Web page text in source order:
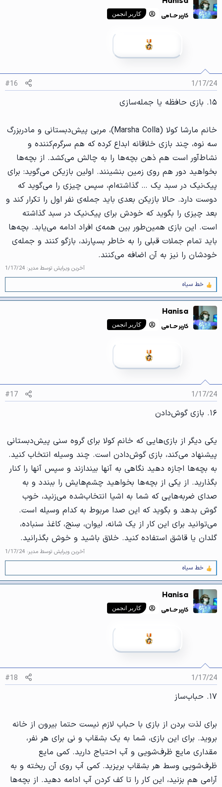
ش‌
ه
د
ه
ا
:
کاربر حــامی کاربر انجمن
1/17/24
#16
۱۵. بازی حافظه یا جمله‌سازی
خانم مارشا کولا (Marsha Colla)، مربی پیش‌دبستانی و مادربزرگ
سه نوه، چند بازی خلاقانه ابداع کرده که هم سرگرم‌کننده و
نشاط‌آور است هم ذهن بچه‌ها را به چالش می‌کشد. از بچه‌ها
بخواهید دور هم روی زمین بنشینند. اولین بازیکن می‌گوید: برای
پیک‌نیک در سبد یک … گذاشته‌ام، سپس چیزی را می‌گوید که
دوست دارد. حالا بازیکن بعدی باید جمله‌ی نفر اول را تکرار کند و
بعد چیزی را بگوید که خودش برای پیک‌نیک در سبد گذاشته
است. این بازی همین‌طور بین همه‌ی افراد ادامه می‌یابد. بچه‌ها
باید تمام جملات قبلی را به خاطر بسپارند، بازگو کنند و جمله‌ی
خودشان را نیز به آن اضافه می‌کنند.
آخرین ویرایش توسط مدیر: 1/17/24
و
ا
ک
ش‌
ه
د
ه
ا
:
خط سیاه
Hanisa
کاربر حــامی کاربر انجمن
1/17/24
#17
۱۶. بازی گوش‌دادن
یکی دیگر از بازی‌هایی که خانم کولا برای گروه سنی پیش‌دبستانی
پیشنهاد می‌کند، بازی گوش‌دادن است. چند وسیله‌ انتخاب کنید.
به بچه‌ها اجازه دهید نگاهی به آنها بیندازند و سپس آنها را کنار
بگذارید. از یکی از بچه‌ها بخواهید چشم‌هایش را ببندد و به
صدای ضربه‌هایی که شما به اشیا انتخاب‌شده می‌زنید، خوب
گوش بدهد و بگوید که این صدا مربوط به کدام وسیله است.
می‌توانید برای این کار از یک شانه، لیوان، سِنج، کاغذ سنباده،
گلدان یا قاشق استفاده کنید. خلاق باشید و خوش بگذرانید.
آخرین ویرایش توسط مدیر: 1/17/24
و
ا
ک
ش‌
ه
د
ه
ا
:
خط سیاه
Hanisa
کاربر حــامی کاربر انجمن
1/17/24
#18
۱۷. حبا‌ب‌ساز
برای لذت بردن از بازی با حباب لازم نیست حتما بیرون از خانه
بروید. برای این بازی، شما به یک بشقاب و نی برای هر نفر،
مقداری مایع ظرف‌شویی و آب احتیاج دارید. کمی مایع
ظرف‌شویی وسط هر بشقاب بریزید. کمی آب روی آن ریخته و به
آرامی هم‌ بزنید، این کار را تا کف کردن آب ادامه دهید. از بچه‌ها